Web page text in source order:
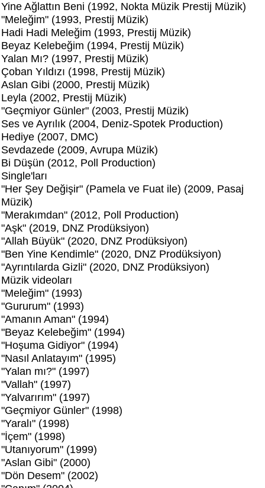
Yine Ağlattın Beni (1992, Nokta Müzik Prestij Müzik)
"Meleğim" (1993, Prestij Müzik)
Hadi Hadi Meleğim (1993, Prestij Müzik)
Beyaz Kelebeğim (1994, Prestij Müzik)
Yalan Mı? (1997, Prestij Müzik)
Çoban Yıldızı (1998, Prestij Müzik)
Aslan Gibi (2000, Prestij Müzik)
Leyla (2002, Prestij Müzik)
"Geçmiyor Günler" (2003, Prestij Müzik)
Ses ve Ayrılık (2004, Deniz-Spotek Production)
Hediye (2007, DMC)
Sevdazede (2009, Avrupa Müzik)
Bi Düşün (2012, Poll Production)
Single'ları
"Her Şey Değişir" (Pamela ve Fuat ile) (2009, Pasaj
Müzik)
"Merakımdan" (2012, Poll Production)
"Aşk" (2019, DNZ Prodüksiyon)
"Allah Büyük" (2020, DNZ Prodüksiyon)
"Ben Yine Kendimle" (2020, DNZ Prodüksiyon)
"Ayrıntılarda Gizli" (2020, DNZ Prodüksiyon)
Müzik videoları
"Meleğim" (1993)
"Gururum" (1993)
"Amanın Aman" (1994)
"Beyaz Kelebeğim" (1994)
"Hoşuma Gidiyor" (1994)
"Nasıl Anlatayım" (1995)
"Yalan mı?" (1997)
"Vallah" (1997)
"Yalvarırım" (1997)
"Geçmiyor Günler" (1998)
"Yaralı" (1998)
"İçem" (1998)
"Utanıyorum" (1999)
"Aslan Gibi" (2000)
"Dön Desem" (2002)